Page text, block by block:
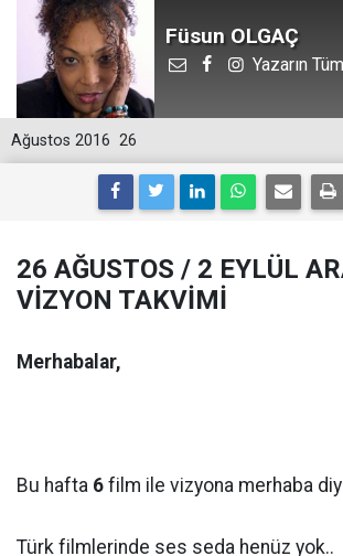
Füsun OLGAÇ
Yazarın
26
Ağustos 2016
26 AĞUSTOS / 2 EYLÜL
VİZYON TAKVİMİ
Merhabalar,
Bu hafta 6 film ile vizyona merhaba
Türk filmlerinde ses seda henüz yok..